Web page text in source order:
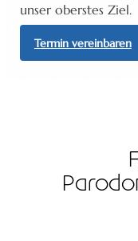
unser oberstes Ziel.
Termin vereinbaren